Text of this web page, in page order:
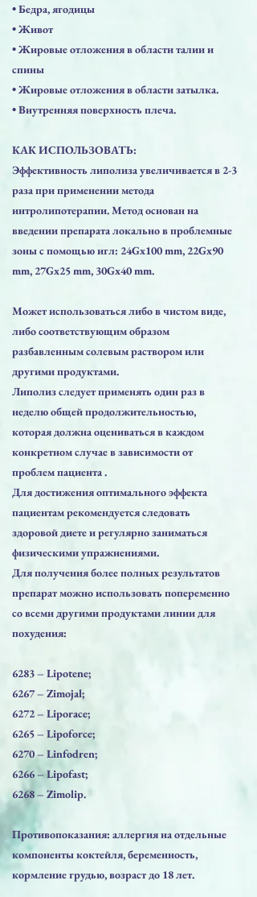
• Бедра, ягодицы
• Живот
• Жировые отложения в области талии и
спины
• Жировые отложения в области затылка.
• Внутренняя поверхность плеча.
КАК ИСПОЛЬЗОВАТЬ:
Эффективность липолиза увеличивается в 2-3
раза при применении метода
интролипотерапии. Метод основан на
введении препарата локально в проблемные
зоны с помощью игл: 24Gx100 mm, 22Gx90
mm, 27Gx25 mm, 30Gx40 mm.
Может использоваться либо в чистом виде,
либо соответствующим образом
разбавленным солевым раствором или
другими продуктами.
Липолиз следует применять один раз в
неделю общей продолжительностью,
которая должна оцениваться в каждом
конкретном случае в зависимости от
проблем пациента .
Для достижения оптимального эффекта
пациентам рекомендуется следовать
здоровой диете и регулярно заниматься
физическими упражнениями.
Для получения более полных результатов
препарат можно использовать попеременно
со всеми другими продуктами линии для
похудения:
6283 – Lipotene;
6267 – Zimojal;
6272 – Liporace;
6265 – Lipoforce;
6270 – Linfodren;
6266 – Lipofast;
6268 – Zimolip.
Противопоказания: аллергия на отдельные
компоненты коктейля, беременность,
кормление грудью, возраст до 18 лет.